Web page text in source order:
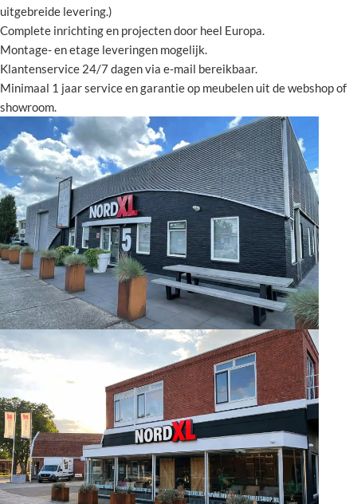
uitgebreide levering.)
Complete inrichting en projecten door heel Europa.
Montage- en etage leveringen mogelijk.
Klantenservice 24/7 dagen via e-mail bereikbaar.
Minimaal 1 jaar service en garantie op meubelen uit de webshop of
showroom.